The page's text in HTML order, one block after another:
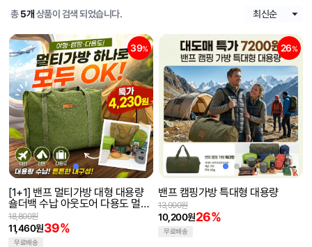
총5개 상품이 검색 되었습니다.
39%
[1+1] 밴프 멀티가방 대형 대용량
숄더백 수납 아웃도어 다용도 멀티
케이스 캠핑가방
11,460원39%
18,800원
무료배송
26%
밴프 캠핑가방 특대형 대용량
10,200원26%
13,900원
무료배송